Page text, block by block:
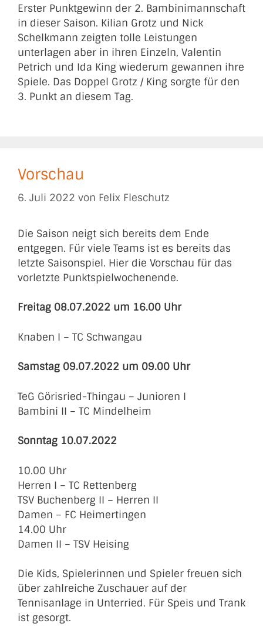
Erster Punktgewinn der 2. Bambinimannschaft
in dieser Saison. Kilian Grotz und Nick
Schelkmann zeigten tolle Leistungen
unterlagen aber in ihren Einzeln, Valentin
Petrich und Ida King wiederum gewannen ihre
Spiele. Das Doppel Grotz / King sorgte für den
3. Punkt an diesem Tag.
Vorschau
6. Juli 2022 von Felix Fleschutz
Die Saison neigt sich bereits dem Ende
entgegen. Für viele Teams ist es bereits das
letzte Saisonspiel. Hier die Vorschau für das
vorletzte Punktspielwochenende.
Freitag 08.07.2022 um 16.00 Uhr
Knaben I – TC Schwangau
Samstag 09.07.2022 um 09.00 Uhr
TeG Görisried-Thingau – Junioren I
Bambini II – TC Mindelheim
Sonntag 10.07.2022
10.00 Uhr
Herren I – TC Rettenberg
TSV Buchenberg II – Herren II
Damen – FC Heimertingen
14.00 Uhr
Damen II – TSV Heising
Die Kids, Spielerinnen und Spieler freuen sich
über zahlreiche Zuschauer auf der
Tennisanlage in Unterried. Für Speis und Trank
ist gesorgt.